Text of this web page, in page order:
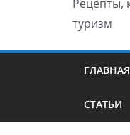
Рецепты,
туризм
ГЛАВНАЯ
СТАТЬИ